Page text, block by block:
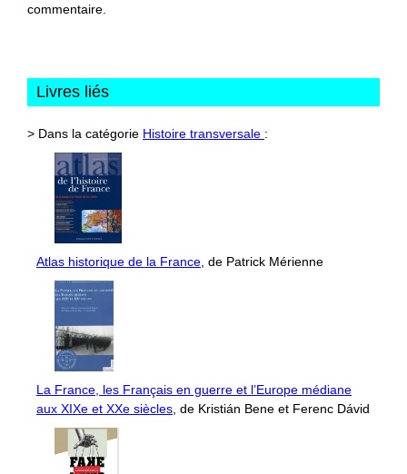
commentaire.
Livres liés
> Dans la catégorie Histoire transversale :
Atlas historique de la France, de Patrick Mérienne
La France, les Français en guerre et l’Europe médiane
aux XIXe et XXe siècles, de Kristián Bene et Ferenc Dávid